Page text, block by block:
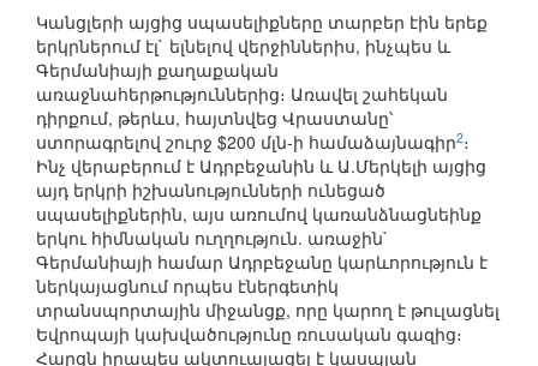
Կանցլերի այցից սպասելիքները տարբեր էին երեք
երկրներում էլ` ելնելով վերջիններիս, ինչպես և
Գերմանիայի քաղաքական
առաջնահերթություններից։ Առավել շահեկան
դիրքում, թերևս, հայտնվեց Վրաստանը՝
ստորագրելով շուրջ $200 մլն-ի համաձայնագիր2։
Ինչ վերաբերում է Ադրբեջանին և Ա.Մերկելի այցից
այդ երկրի իշխանությունների ունեցած
սպասելիքներին, այս առումով կառանձնացնեինք
երկու հիմնական ուղղություն. առաջին`
Գերմանիայի համար Ադրբեջանը կարևորություն է
ներկայացնում որպես էներգետիկ
տրանսպորտային միջանցք, որը կարող է թուլացնել
Եվրոպայի կախվածությունը ռուսական գազից։
Հարցն իրապես ակտուալացել է կասպյան